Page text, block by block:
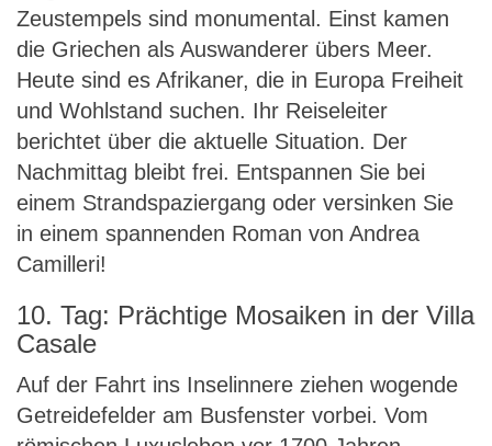
Zeustempels sind monumental. Einst kamen
die Griechen als Auswanderer übers Meer.
Heute sind es Afrikaner, die in Europa Freiheit
und Wohlstand suchen. Ihr Reiseleiter
berichtet über die aktuelle Situation. Der
Nachmittag bleibt frei. Entspannen Sie bei
einem Strandspaziergang oder versinken Sie
in einem spannenden Roman von Andrea
Camilleri!
10. Tag: Prächtige Mosaiken in der Villa
Casale
Auf der Fahrt ins Inselinnere ziehen wogende
Getreidefelder am Busfenster vorbei. Vom